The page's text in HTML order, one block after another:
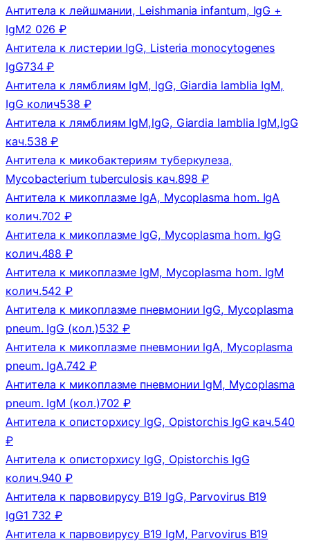
Антитела к лейшмании, Leishmania infantum, IgG +
IgM2 026 ₽
Антитела к листерии IgG, Listeria monocytogenes
IgG734 ₽
Антитела к лямблиям IgM, lgG, Giardia lamblia IgM,
IgG колич538 ₽
Антитела к лямблиям IgM,lgG, Giardia lamblia IgM,IgG
кач.538 ₽
Антитела к микобактериям туберкулеза,
Mycobacterium tuberculosis кач.898 ₽
Антитела к микоплазме lgA, Mycoplasma hom. IgA
колич.702 ₽
Антитела к микоплазме lgG, Mycoplasma hom. IgG
колич.488 ₽
Антитела к микоплазме lgM, Mycoplasma hom. IgM
колич.542 ₽
Антитела к микоплазме пневмонии lgG, Mycoplasma
pneum. IgG (кол.)532 ₽
Антитела к микоплазме пневмонии lgА, Mycoplasma
pneum. IgА.742 ₽
Антитела к микоплазме пневмонии lgМ, Mycoplasma
pneum. IgM (кол.)702 ₽
Антитела к описторхису lgG, Opistorchis IgG кач.540
₽
Антитела к описторхису lgG, Opistorchis IgG
колич.940 ₽
Антитела к парвовирусу В19 IgG, Parvovirus B19
IgG1 732 ₽
Антитела к парвовирусу В19 IgM, Parvovirus B19